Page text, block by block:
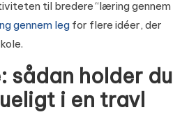
til bredere “læring gennem
gennem leg for flere idéer, der
sådan holder du
i en travl